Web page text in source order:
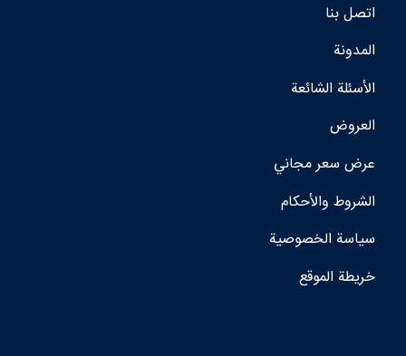
اتصل بنا
المدونة
الأسئلة الشائعة
العروض
عرض سعر مجاني
الشروط والأحكام
سياسة الخصوصية
خريطة الموقع